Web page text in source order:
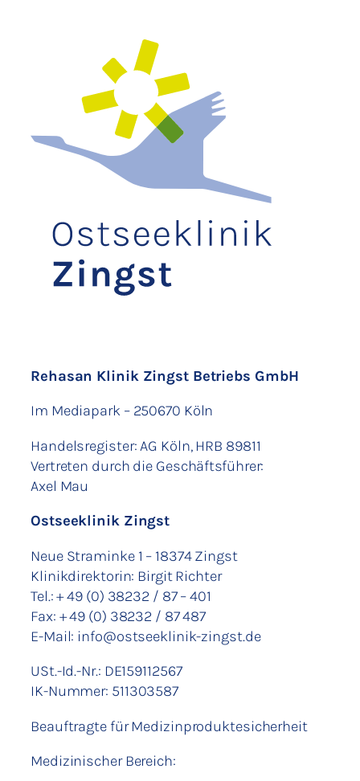
Rehasan Klinik Zingst Betriebs GmbH
Im Mediapark – 250670 Köln
Handelsregister: AG Köln, HRB 89811
Vertreten durch die Geschäftsführer:
Axel Mau
Ostseeklinik Zingst
Neue Straminke 1 – 18374 Zingst
Klinikdirektorin: Birgit Richter
Tel.: + 49 (0) 38232 / 87 – 401
Fax: + 49 (0) 38232 / 87 487
E-Mail: info@ostseeklinik-zingst.de
USt.-Id.-Nr.: DE159112567
IK-Nummer: 511303587
Beauftragte für Medizinproduktesicherheit
Medizinischer Bereich: